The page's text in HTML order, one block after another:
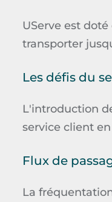
UServe est doté
transporter
Les défis du
L'introduction
service client
Flux de
La